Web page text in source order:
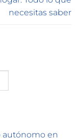
necesitas saber
autónomo en